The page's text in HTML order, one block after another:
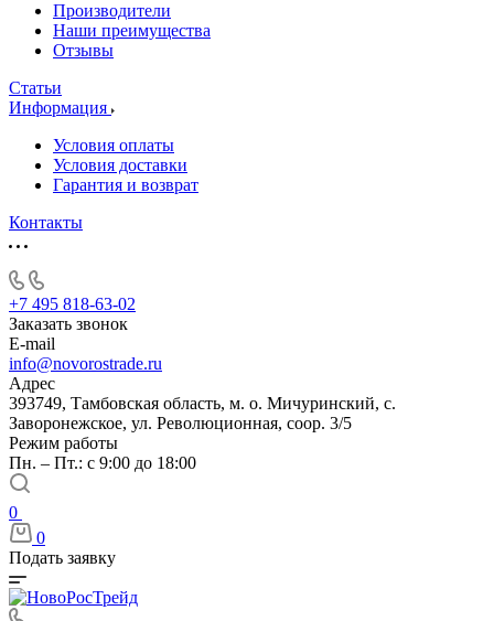
Производители
Наши преимущества
Отзывы
Статьи
Информация
Условия оплаты
Условия доставки
Гарантия и возврат
Контакты
+7 495 818-63-02
Заказать звонок
E-mail
info@novorostrade.ru
Адрес
393749, Тамбовская область, м. о. Мичуринский, с.
Заворонежское, ул. Революционная, соор. 3/5
Режим работы
Пн. – Пт.: с 9:00 до 18:00
0
0
Подать заявку